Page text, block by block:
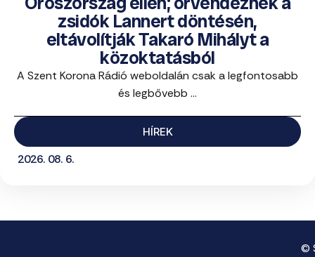
zsidók Lannert döntésén,
eltávolítják Takaró Mihályt a
közoktatásból
A Szent Korona Rádió weboldalán csak a legfontosabb
és legbővebb ...
HÍREK
2026. 08. 6.
©